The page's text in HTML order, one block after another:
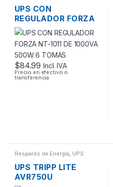
UPS CON
REGULADOR FORZA
NT-1011 DE 1000VA
500W 6 TOMAS
$84.99 Incl. IVA
Precio en efectivo o
transferencia
Respaldo de Energía UPS
UPS TRIPP LITE
AVR750U